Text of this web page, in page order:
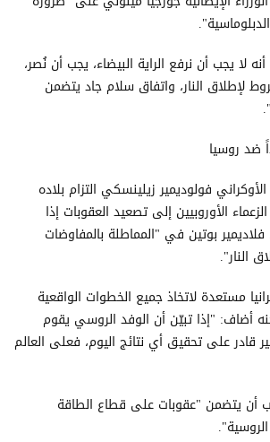
لا يجب أن نرفع الراية البيضاء، يجب أن نُصر،
لإطلاق النار، واتفاق سلام جاد يتضمن
ضد روسيا
فولوديمير زيلينسكي التزام بلاده
الأوروبيين إلى تصعيد العقوبات إذا
بوتين في "المماطلة بالمفاوضات
النار".
مستعدة لاتخاذ جميع الخطوات الواقعية
أضاف: "إذا تبيّن أن الوفد الروسي يقوم
قادر على تحقيق أي نتائج اليوم، فعلى العالم
أن يتضمن "عقوبات على قطاع الطاقة